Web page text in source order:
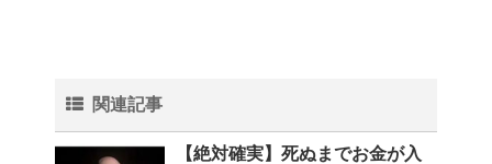
関連記事
【絶対確実】死ぬまでお金が入